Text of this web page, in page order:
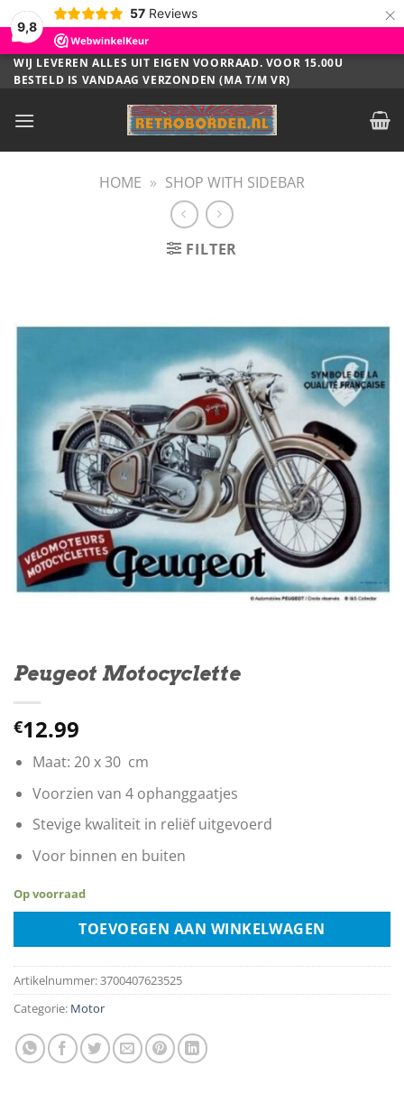
9,8
57 Reviews ×
Ga
naar
WIJ LEVEREN ALLES UIT EIGEN VOORRAAD. VOOR 15.00U
BESTELD IS VANDAAG VERZONDEN (MA T/M VR)
HOME » SHOP WITH SIDEBAR
FILTER
Peugeot Motocyclette
€12.99
Maat: 20 x 30 cm
Voorzien van 4 ophanggaatjes
Stevige kwaliteit in reliëf uitgevoerd
Voor binnen en buiten
Op voorraad
TOEVOEGEN AAN WINKELWAGEN
Artikelnummer:3700407623525
Categorie: Motor